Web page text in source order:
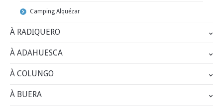
Camping Alquézar
À RADIQUERO
À ADAHUESCA
À COLUNGO
À BUERA